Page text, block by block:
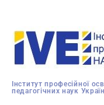
Інститут професійної
педагогічних наук